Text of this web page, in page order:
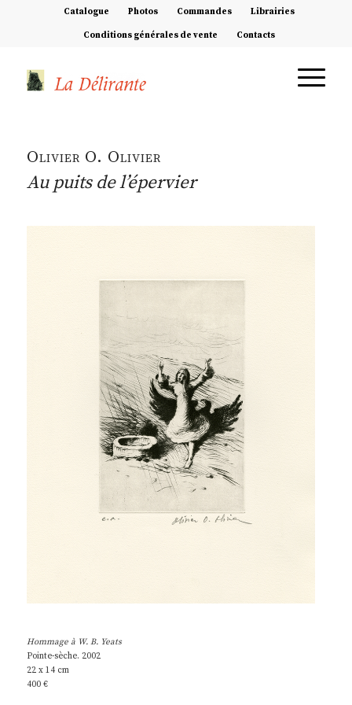
Catalogue Photos Commandes Librairies
Conditions générales de vente Contacts
Olivier O. Olivier
Au puits de l’épervier
Hommage à W. B. Yeats
Pointe-sèche. 2002
22 x 14 cm
400 €